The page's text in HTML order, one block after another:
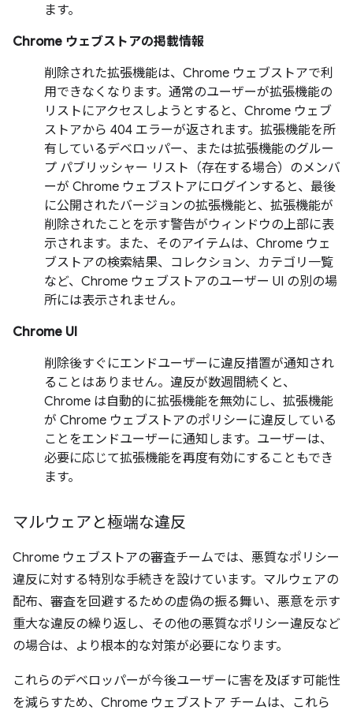
ます。
Chrome ウェブストアの掲載情報
削除された拡張機能は、Chrome ウェブストアで利
用できなくなります。通常のユーザーが拡張機能の
リストにアクセスしようとすると、Chrome ウェブ
ストアから 404 エラーが返されます。拡張機能を所
有しているデベロッパー、または拡張機能のグルー
プ パブリッシャー リスト（存在する場合）のメンバ
ーが Chrome ウェブストアにログインすると、最後
に公開されたバージョンの拡張機能と、拡張機能が
削除されたことを示す警告がウィンドウの上部に表
示されます。また、そのアイテムは、Chrome ウェ
ブストアの検索結果、コレクション、カテゴリ一覧
など、Chrome ウェブストアのユーザー UI の別の場
所には表示されません。
Chrome UI
削除後すぐにエンドユーザーに違反措置が通知され
ることはありません。違反が数週間続くと、
Chrome は自動的に拡張機能を無効にし、拡張機能
が Chrome ウェブストアのポリシーに違反している
ことをエンドユーザーに通知します。ユーザーは、
必要に応じて拡張機能を再度有効にすることもでき
ます。
マルウェアと極端な違反
Chrome ウェブストアの審査チームでは、悪質なポリシー
違反に対する特別な手続きを設けています。マルウェアの
配布、審査を回避するための虚偽の振る舞い、悪意を示す
重大な違反の繰り返し、その他の悪質なポリシー違反など
の場合は、より根本的な対策が必要になります。
これらのデベロッパーが今後ユーザーに害を及ぼす可能性
を減らすため、Chrome ウェブストア チームは、これら